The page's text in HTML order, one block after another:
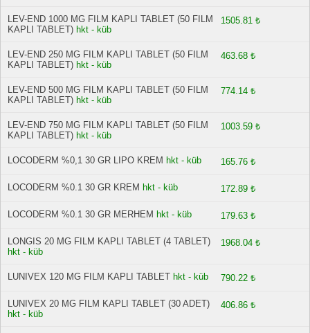
LEV-END 1000 MG FILM KAPLI TABLET (50 FILM
KAPLI TABLET) hkt - küb
1505.81 ₺
LEV-END 250 MG FILM KAPLI TABLET (50 FILM
KAPLI TABLET) hkt - küb
463.68 ₺
LEV-END 500 MG FILM KAPLI TABLET (50 FILM
KAPLI TABLET) hkt - küb
774.14 ₺
LEV-END 750 MG FILM KAPLI TABLET (50 FILM
KAPLI TABLET) hkt - küb
1003.59 ₺
LOCODERM %0,1 30 GR LIPO KREM hkt - küb 165.76 ₺
LOCODERM %0.1 30 GR KREM hkt - küb 172.89 ₺
LOCODERM %0.1 30 GR MERHEM hkt - küb 179.63 ₺
LONGIS 20 MG FILM KAPLI TABLET (4 TABLET)
hkt - küb
1968.04 ₺
LUNIVEX 120 MG FILM KAPLI TABLET hkt - küb 790.22 ₺
LUNIVEX 20 MG FILM KAPLI TABLET (30 ADET)
hkt - küb
406.86 ₺